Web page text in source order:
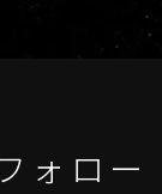
ォロー